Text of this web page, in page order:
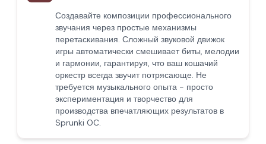
Создавайте композиции профессионального
звучания через простые механизмы
перетаскивания. Сложный звуковой движок
игры автоматически смешивает биты, мелодии
и гармонии, гарантируя, что ваш кошачий
оркестр всегда звучит потрясающе. Не
требуется музыкального опыта - просто
экспериментация и творчество для
производства впечатляющих результатов в
Sprunki OC.